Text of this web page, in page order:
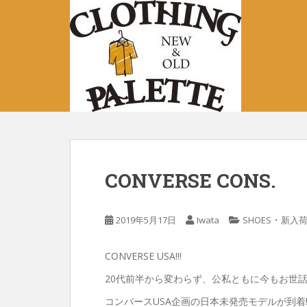
CONVERSE CONS.
2019年5月17日 Iwata SHOES ・ 新入荷
CONVERSE USA!!!
20代前半から変わらず、公私ともに今もお世
コンバースUSA企画の日本未発売モデルが到着